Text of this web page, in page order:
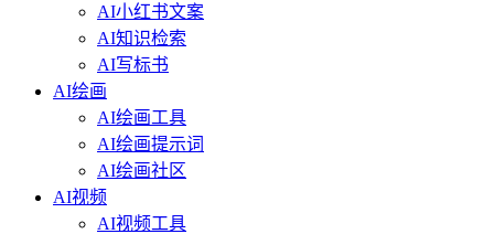
AI小红书文案
AI知识检索
AI写标书
AI绘画
AI绘画工具
AI绘画提示词
AI绘画社区
AI视频
AI视频工具